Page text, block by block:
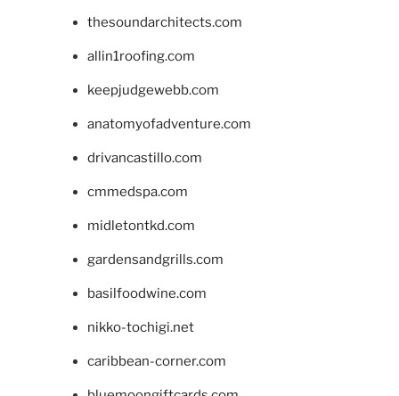
thesoundarchitects.com
allin1roofing.com
keepjudgewebb.com
anatomyofadventure.com
drivancastillo.com
cmmedspa.com
midletontkd.com
gardensandgrills.com
basilfoodwine.com
nikko-tochigi.net
caribbean-corner.com